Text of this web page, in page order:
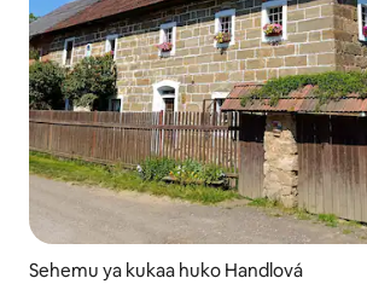
Sehemu ya kukaa huko Handlová